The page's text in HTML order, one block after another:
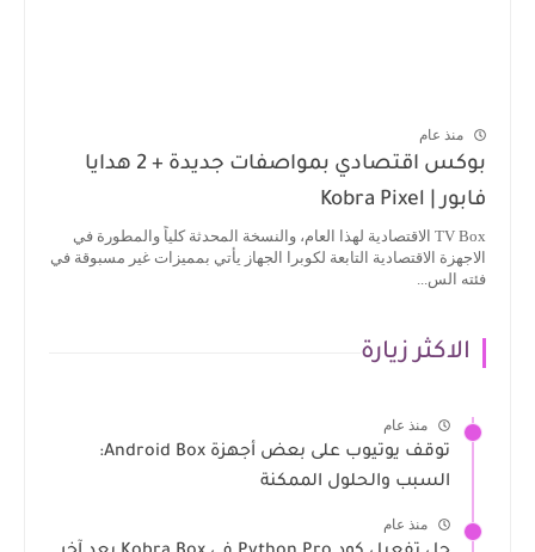
منذ عام
بوكس اقتصادي بمواصفات جديدة + 2 هدايا
فابور | Kobra Pixel
TV Box الاقتصادية لهذا العام، والنسخة المحدثة كلياً والمطورة في
الاجهزة الاقتصادية التابعة لكوبرا الجهاز يأتي بمميزات غير مسبوقة في
فئته الس...
الاكثر زيارة
منذ عام
توقف يوتيوب على بعض أجهزة Android Box:
السبب والحلول الممكنة
منذ عام